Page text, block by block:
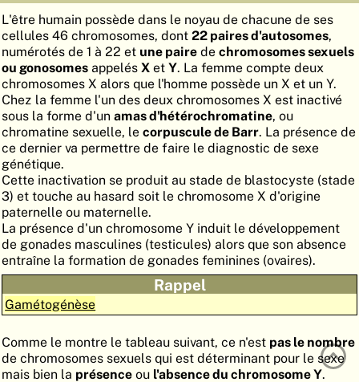
ORGANOGÉNÈSE
ATLASEMBRYOLOGY
RECHERCHER
AIDE
EN
L'être humain possède dans le noyau de chacune de ses
cellules 46 chromosomes, dont 22 paires d'autosomes,
numérotés de 1 à 22 et une paire de chromosomes sexuels
ou gonosomes appelés X et Y. La femme compte deux
chromosomes X alors que l'homme possède un X et un Y.
Chez la femme l'un des deux chromosomes X est inactivé
sous la forme d'un amas d'hétérochromatine, ou
chromatine sexuelle, le corpuscule de Barr. La présence de
ce dernier va permettre de faire le diagnostic de sexe
génétique.
Cette inactivation se produit au stade de blastocyste (stade
3) et touche au hasard soit le chromosome X d'origine
paternelle ou maternelle.
La présence d'un chromosome Y induit le développement
de gonades masculines (testicules) alors que son absence
entraîne la formation de gonades feminines (ovaires).
Rappel
Gamétogénèse
Comme le montre le tableau suivant, ce n'est pas le nombre
de chromosomes sexuels qui est déterminant pour le sexe
mais bien la présence ou l'absence du chromosome Y.